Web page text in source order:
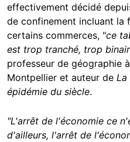
effectivement décidé
de confinement incluant la
certains commerces, "ce
est trop tranché, trop
professeur de géographie
Montpellier et auteur de
épidémie du siècle.
"L'arrêt de l'économie ce
d'ailleurs, l'arrêt de